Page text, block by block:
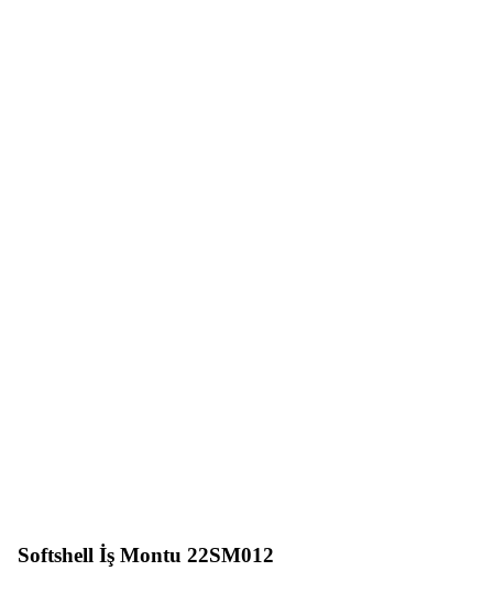
Softshell İş Montu 22SM012